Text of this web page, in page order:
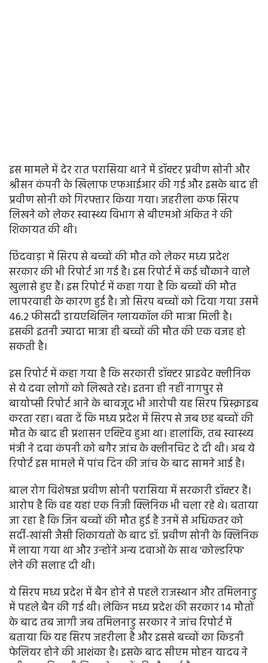
इस मामले में देर रात परासिया थाने में डॉक्टर प्रवीण सोनी और
श्रीसन कंपनी के खिलाफ एफआईआर की गई और इसके बाद ही
प्रवीण सोनी को गिरफ्तार किया गया। जहरीला कफ सिरप
लिखने को लेकर स्वास्थ्य विभाग से बीएमओ अंकित ने की
शिकायत की थी।
छिंदवाड़ा में सिरप से बच्चों की मौत को लेकर मध्य प्रदेश
सरकार की भी रिपोर्ट आ गई है। इस रिपोर्ट में कई चौंकाने वाले
खुलासे हुए हैं। इस रिपोर्ट में कहा गया है कि बच्चों की मौत
लापरवाही के कारण हुई है। जो सिरप बच्चों को दिया गया उसमें
46.2 फीसदी डायएथिलिन ग्लायकॉल की मात्रा मिली है।
इसकी इतनी ज्यादा मात्रा ही बच्चों की मौत की एक वजह हो
सकती है।
इस रिपोर्ट में कहा गया है कि सरकारी डॉक्टर प्राइवेट क्लीनिक
से ये दवा लोगों को लिखते रहे। इतना ही नहीं नागपुर से
बायोप्सी रिपोर्ट आने के बावजूद भी आरोपी यह सिरप प्रिस्क्राइब
करता रहा। बता दें कि मध्य प्रदेश में सिरप से जब छह बच्चों की
मौत के बाद ही प्रशासन एक्टिव हुआ था। हालांकि, तब स्वास्थ्य
मंत्री ने दवा कंपनी को बगैर जांच के क्लीनचिट दे दी थी। अब ये
रिपोर्ट इस मामले में पांच दिन की जांच के बाद सामने आई है।
बाल रोग विशेषज्ञ प्रवीण सोनी परासिया में सरकारी डॉक्टर हैं।
आरोप है कि वह यहां एक निजी क्लिनिक भी चला रहे थे। बताया
जा रहा है कि जिन बच्चों की मौत हुई है उनमें से अधिकतर को
सर्दी-खांसी जैसी शिकायतों के बाद डॉ. प्रवीण सोनी के क्लिनिक
में लाया गया था और उन्होंने अन्य दवाओं के साथ 'कोल्डरिफ'
लेने की सलाह दी थी।
ये सिरप मध्य प्रदेश में बैन होने से पहले राजस्थान और तमिलनाडु
में पहले बैन की गई थी। लेकिन मध्य प्रदेश की सरकार 14 मौतों
के बाद तब जागी जब तमिलनाडु सरकार ने जांच रिपोर्ट में
बताया कि यह सिरप जहरीला है और इससे बच्चों का किडनी
फेलियर होने की आशंका है। इसके बाद सीएम मोहन यादव ने